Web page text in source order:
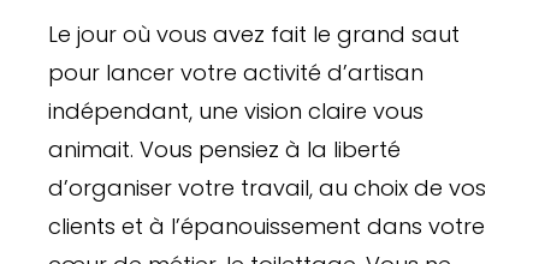
Le jour où vous avez fait le grand saut
pour lancer votre activité d’artisan
indépendant, une vision claire vous
animait. Vous pensiez à la liberté
d’organiser votre travail, au choix de vos
clients et à l’épanouissement dans votre